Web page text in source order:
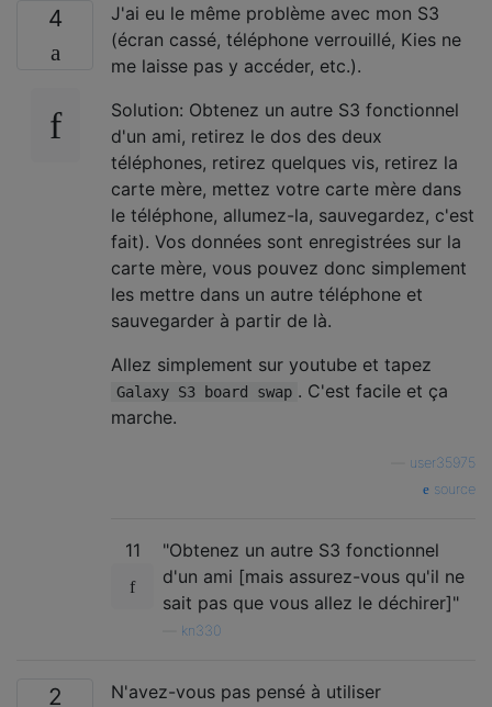
4
J'ai eu le même problème avec mon S3
(écran cassé, téléphone verrouillé, Kies ne
me laisse pas y accéder, etc.).
Solution: Obtenez un autre S3 fonctionnel
d'un ami, retirez le dos des deux
téléphones, retirez quelques vis, retirez la
carte mère, mettez votre carte mère dans
le téléphone, allumez-la, sauvegardez, c'est
fait). Vos données sont enregistrées sur la
carte mère, vous pouvez donc simplement
les mettre dans un autre téléphone et
sauvegarder à partir de là.
Allez simplement sur youtube et tapez
Galaxy S3 board swap . C'est facile et ça
marche.
user35975
source
11
"Obtenez un autre S3 fonctionnel
d'un ami [mais assurez-vous qu'il ne
sait pas que vous allez le déchirer]"
kn330
2
N'avez-vous pas pensé à utiliser